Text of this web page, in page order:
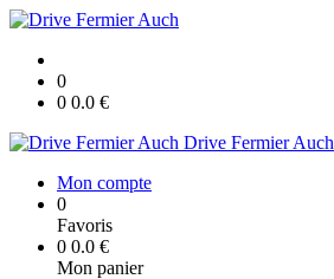
0
0 0.0 €
Drive Fermier Auch
Mon compte
0
Favoris
0 0.0 €
Mon panier